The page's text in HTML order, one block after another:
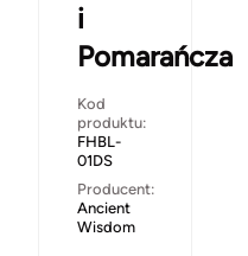
i
Pomarańcza
Kod
produktu:
FHBL-
01DS
Producent:
Ancient
Wisdom